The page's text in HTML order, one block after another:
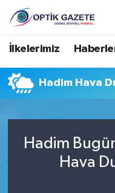
İlkelerimiz
Hadim Hava
Hadim
Hava
Nöbetçi
Hava Durumu
Trafik Durumu
Süper Lig Puan